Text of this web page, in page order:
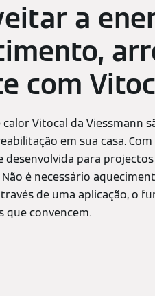
a
com
calor Vitocal da Viessmann
em sua casa.
desenvolvida para
é necessário
de uma aplicação, o
que convencem.